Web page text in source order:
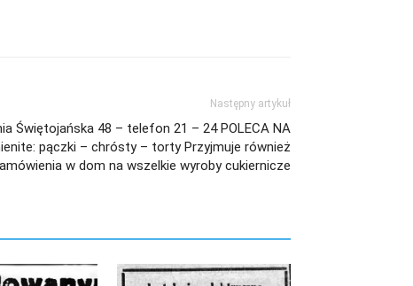
Następny artykuł
Świętojańska 48 – telefon 21 – 24 POLECA NA
pączki – chrósty – torty Przyjmuje również
w dom na wszelkie wyroby cukiernicze